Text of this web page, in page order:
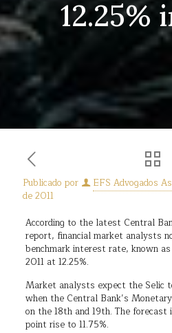
12.25%
Publicado por EFS Advogados
de 2011
According to the latest Central
report, financial market analysts
benchmark interest rate, known
2011 at 12.25%.
Market analysts expect the Selic
when the Central Bank’s
on the 18th and 19th. The
point rise to 11.75%.